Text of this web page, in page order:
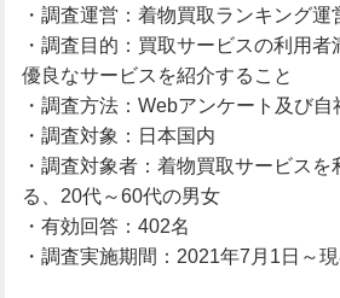
・調査運営：着物買取ランキング運
・調査目的：買取サービスの利用者
優良なサービスを紹介すること
・調査方法：Webアンケート及び自
・調査対象：日本国内
・調査対象者：着物買取サービス
る、20代～60代の男女
・有効回答：402名
・調査実施期間：2021年7月1日～